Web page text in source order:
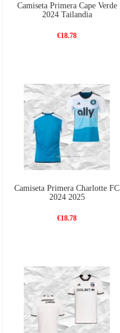
Camiseta Primera Cape Verde
2024 Tailandia
€18.78
Camiseta Primera Charlotte FC
2024 2025
€18.78